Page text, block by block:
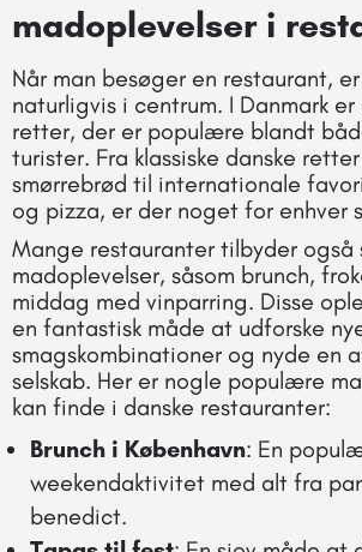
madoplevelser i
Når man besøger en restaurant,
naturligvis i centrum. I Danmark
retter, der er populære blandt
turister. Fra klassiske danske
smørrebrød til internationale
og pizza, er der noget for enhver
Mange restauranter tilbyder
madoplevelser, såsom brunch,
middag med vinparring. Disse
en fantastisk måde at udforske
smagskombinationer og nyde en
selskab. Her er nogle populære
kan finde i danske restauranter:
Brunch i København: En
weekendaktivitet med alt fra
benedict.